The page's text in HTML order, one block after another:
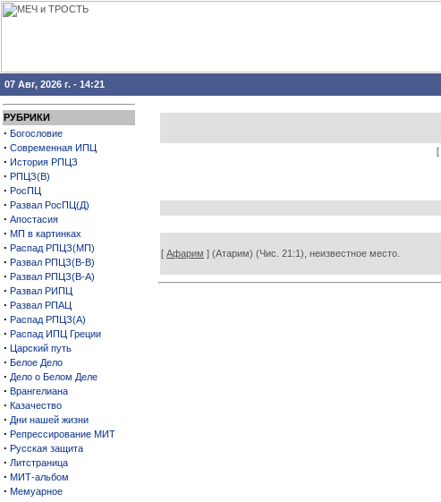
07 Авг, 2026 г. - 14:21
РУБРИКИ
· Богословие
· Современная ИПЦ
· История РПЦЗ
· РПЦЗ(В)
· РосПЦ
· Развал РосПЦ(Д)
· Апостасия
· МП в картинках
· Распад РПЦЗ(МП)
· Развал РПЦЗ(В-В)
· Развал РПЦЗ(В-А)
· Развал РИПЦ
· Развал РПАЦ
· Распад РПЦЗ(А)
· Распад ИПЦ Греции
· Царский путь
· Белое Дело
· Дело о Белом Деле
· Врангелиана
· Казачество
· Дни нашей жизни
· Репрессирование МИТ
· Русская защита
· Литстраница
· МИТ-альбом
· Мемуарное
[
[ Афарим ] (Атарим) (Чис. 21:1), неизвестное место.